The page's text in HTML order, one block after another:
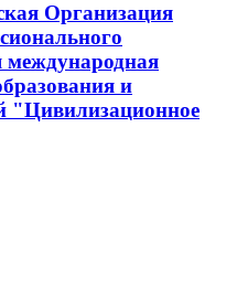
Организация
международная
и
"Цивилизационное